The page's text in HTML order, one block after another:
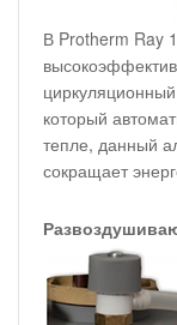
В Protherm Ray
который
тепле, данный
сокращает